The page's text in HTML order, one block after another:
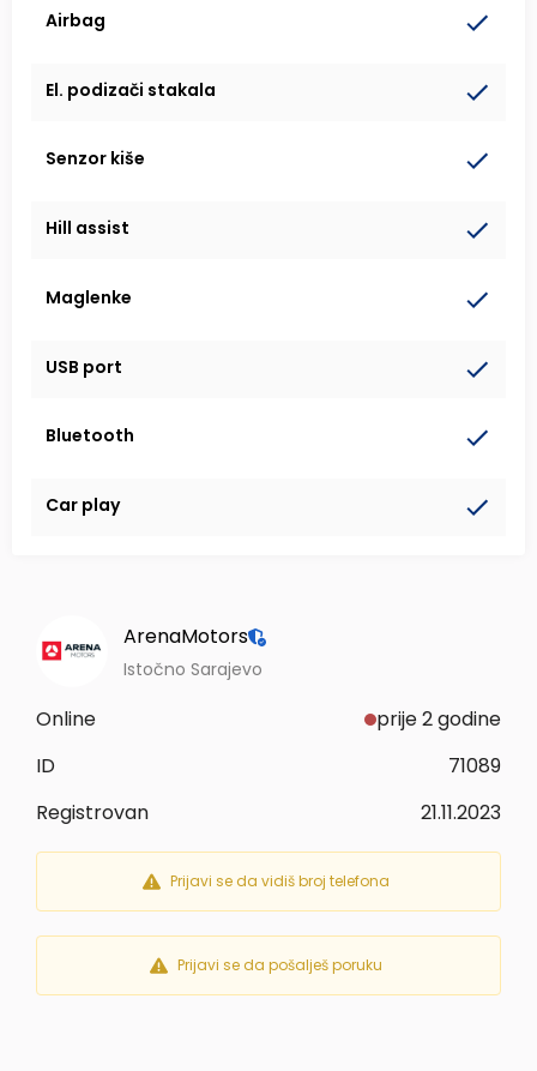
Airbag
El. podizači stakala
Senzor kiše
Hill assist
Maglenke
USB port
Bluetooth
Car play
ArenaMotors
Istočno Sarajevo
Online
prije 2 godine
ID
71089
Registrovan
21.11.2023
Prijavi se da vidiš broj telefona
Prijavi se da pošalješ poruku